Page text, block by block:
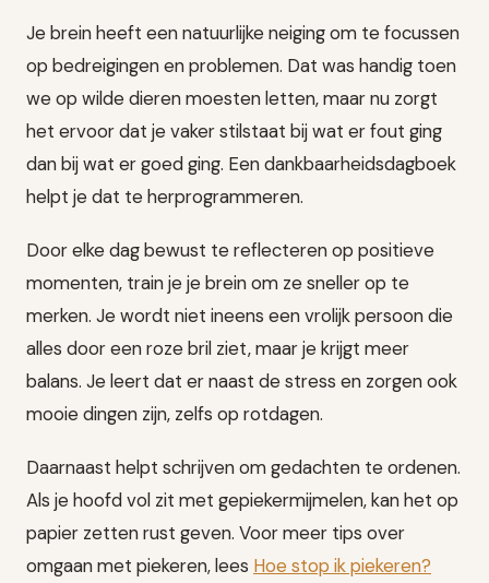
Je brein heeft een natuurlijke neiging om te focussen
op bedreigingen en problemen. Dat was handig toen
we op wilde dieren moesten letten, maar nu zorgt
het ervoor dat je vaker stilstaat bij wat er fout ging
dan bij wat er goed ging. Een dankbaarheidsdagboek
helpt je dat te herprogrammeren.
Door elke dag bewust te reflecteren op positieve
momenten, train je je brein om ze sneller op te
merken. Je wordt niet ineens een vrolijk persoon die
alles door een roze bril ziet, maar je krijgt meer
balans. Je leert dat er naast de stress en zorgen ook
mooie dingen zijn, zelfs op rotdagen.
Daarnaast helpt schrijven om gedachten te ordenen.
Als je hoofd vol zit met gepiekermijmelen, kan het op
papier zetten rust geven. Voor meer tips over
omgaan met piekeren, lees Hoe stop ik piekeren?